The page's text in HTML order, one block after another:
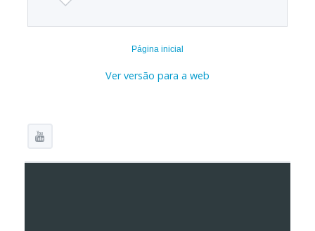
Página inicial
Ver versão para a web